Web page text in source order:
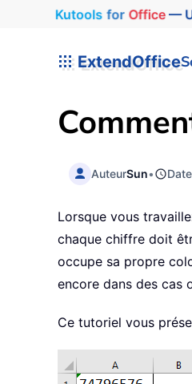
Kutools for Office—
ExtendOffice
AuteurSun•
Lorsque vous
chaque chiffre doit
occupe sa propre
encore dans des cas
Ce tutoriel vous